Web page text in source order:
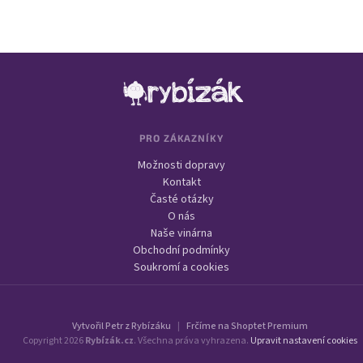
nebo
Přihlásit se přes Facebook
Přihlásit se přes Seznam
PRO ZÁKAZNÍKY
Možnosti dopravy
Kontakt
Časté otázky
O nás
Naše vinárna
Obchodní podmínky
Soukromí a cookies
Vytvořil Petr z Rybízáku | Frčíme na Shoptet Premium
Copyright 2026Rybízák.cz. Všechna práva vyhrazena. Upravit nastavení cookies